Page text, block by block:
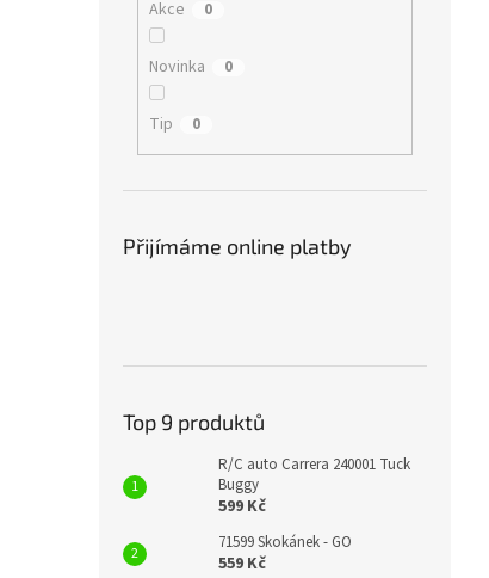
Akce 0
Novinka 0
Tip 0
Přijímáme online platby
Top 9 produktů
R/C auto Carrera 240001 Tuck
Buggy
599 Kč
71599 Skokánek - GO
559 Kč